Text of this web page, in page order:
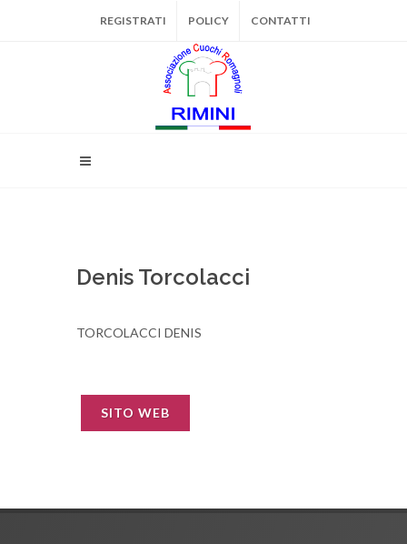
REGISTRATI POLICY CONTATTI
Denis Torcolacci
TORCOLACCI DENIS
SITO WEB